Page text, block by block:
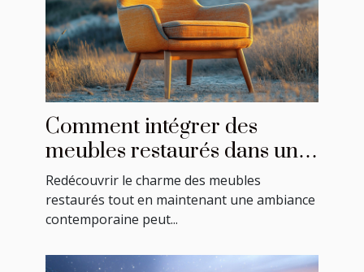
Comment intégrer des
meubles restaurés dans une
décoration moderne ?
Redécouvrir le charme des meubles
restaurés tout en maintenant une ambiance
contemporaine peut...